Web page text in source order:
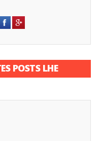
POSTS LHE